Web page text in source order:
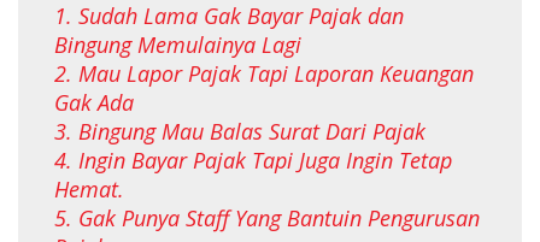
1. Sudah Lama Gak Bayar Pajak dan
Bingung Memulainya Lagi
2. Mau Lapor Pajak Tapi Laporan Keuangan
Gak Ada
3. Bingung Mau Balas Surat Dari Pajak
4. Ingin Bayar Pajak Tapi Juga Ingin Tetap
Hemat.
5. Gak Punya Staff Yang Bantuin Pengurusan